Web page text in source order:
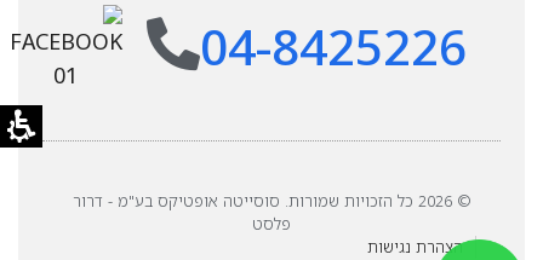
04-8425226
© 2026 כל הזכויות שמורות. סוסייטה אופטיקס בע"מ - דרור
פלסט
הצהרת נגישות